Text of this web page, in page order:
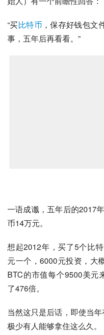
“买比特币 ，保存好钱包文
事，五年后再看看。”
一语成谶，五年后的2017年
币14万元。
想起2012年，买了5个比
元一个，6000元投资，大
BTC的市值每个9500美元
了476倍。
当然这只是后话，即使当
极少有人能够拿住这么久。